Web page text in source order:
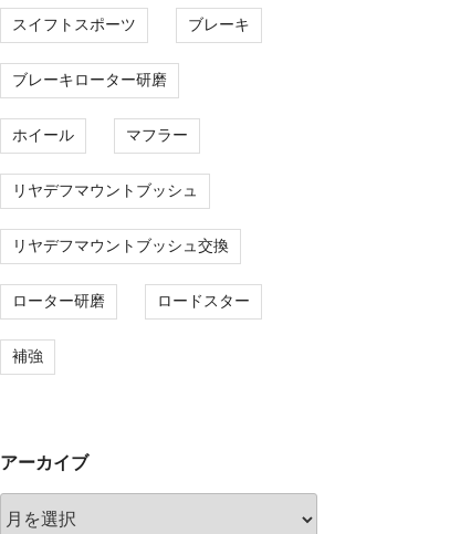
スイフトスポーツ ブレーキ
ブレーキローター研磨
ホイール マフラー
リヤデフマウントブッシュ
リヤデフマウントブッシュ交換
ローター研磨 ロードスター
補強
アーカイブ
ー